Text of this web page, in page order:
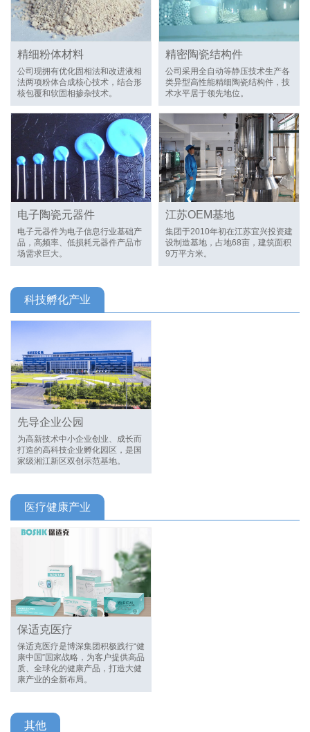
精细粉体材料
公司现拥有优化固相法和改进液相
法两项粉体合成核心技术，结合形
核包覆和软固相掺杂技术。
精密陶瓷结构件
公司采用全自动等静压技术生产各
类异型高性能精细陶瓷结构件，技
术水平居于领先地位。
电子陶瓷元器件
电子元器件为电子信息行业基础产
品，高频率、低损耗元器件产品市
场需求巨大。
江苏OEM基地
集团于2010年初在江苏宜兴投资建
设制造基地，占地68亩，建筑面积
9万平方米。
科技孵化产业
先导企业公园
为高新技术中小企业创业、成长而
打造的高科技企业孵化园区，是国
家级湘江新区双创示范基地。
医疗健康产业
保适克医疗
保适克医疗是博深集团积极践行“健
康中国”国家战略，为客户提供高品
质、全球化的健康产品，打造大健
康产业的全新布局。
其他